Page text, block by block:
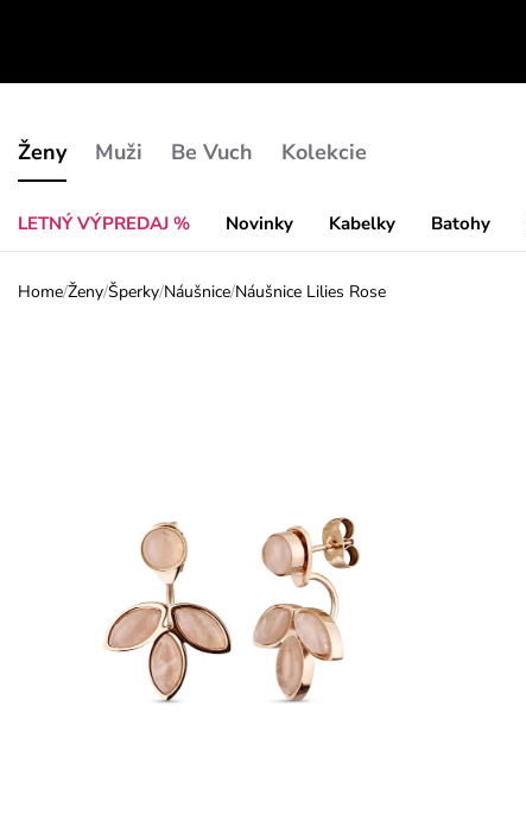
Ženy
LETNÝ VÝPREDAJ % Novinky Kabelky Batohy
Muži Be Vuch Kolekcie
Home/Ženy/Šperky/Náušnice/Náušnice Lilies Rose